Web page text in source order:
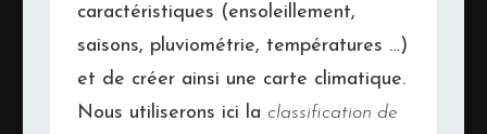
caractéristiques (ensoleillement,
saisons, pluviométrie, températures …)
et de créer ainsi une carte climatique.
Nous utiliserons ici la classification de